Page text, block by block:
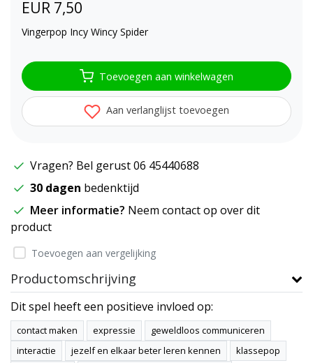
EUR 7,50
Vingerpop Incy Wincy Spider
Toevoegen aan winkelwagen
Aan verlanglijst toevoegen
Vragen? Bel gerust 06 45440688
30 dagen bedenktijd
Meer informatie? Neem contact op over dit
product
Toevoegen aan vergelijking
Productomschrijving
Dit spel heeft een positieve invloed op:
contact maken expressie
geweldloos communiceren
interactie
jezelf en elkaar beter leren kennen
klassepop